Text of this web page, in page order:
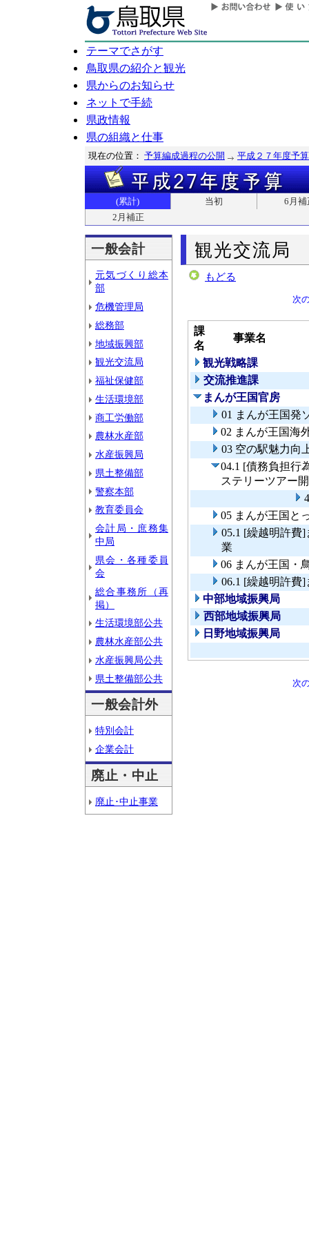
テーマでさがす
鳥取県の紹介と観光
県からのお知らせ
ネットで手続
県政情報
県の組織と仕事
現在の位置： 予算編成過程の公開 平成２７年度予算
(累計) 当初
6月補
2月補正
一般会計
元気づくり総本
部
危機管理局
総務部
地域振興部
観光交流局
福祉保健部
生活環境部
商工労働部
農林水産部
水産振興局
県土整備部
警察本部
教育委員会
会計局・庶務集
中局
県会・各種委員
会
総合事務所（再
掲）
生活環境部公共
農林水産部公共
水産振興局公共
県土整備部公共
一般会計外
特別会計
企業会計
廃止・中止
廃止･中止事業
観光交流局
もどる
次
課
名
事業名
観光戦略課
交流推進課
まんが王国官房
01 まんが王国発
02 まんが王国海
03 空の駅魅力向
04.1 [債務負担行
ステリーツアー
05 まんが王国と
05.1 [繰越明許費
業
06 まんが王国・
06.1 [繰越明許費
中部地域振興局
西部地域振興局
日野地域振興局
次